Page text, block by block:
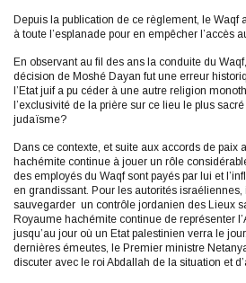
Depuis la publication de ce règlement, le Waqf
à toute l’esplanade pour en empêcher l’accès
En observant au fil des ans la conduite du
décision de Moshé Dayan fut une erreur
l’Etat juif a pu céder à une autre religion
l’exclusivité de la prière sur ce lieu le plus
judaïsme?
Dans ce contexte, et suite aux accords de paix
hachémite continue à jouer un rôle
des employés du Waqf sont payés par lui et
en grandissant. Pour les autorités israéliennes,
sauvegarder un contrôle jordanien des Lieux
Royaume hachémite continue de représenter
jusqu’au jour où un Etat palestinien verra le
dernières émeutes, le Premier ministre
discuter avec le roi Abdallah de la situation et